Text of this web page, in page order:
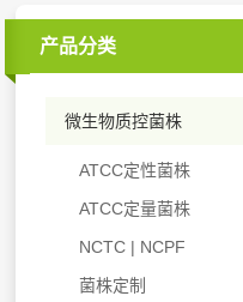
产品分类
微生物质控菌株
ATCC定性菌株
ATCC定量菌株
NCTC | NCPF
菌株定制